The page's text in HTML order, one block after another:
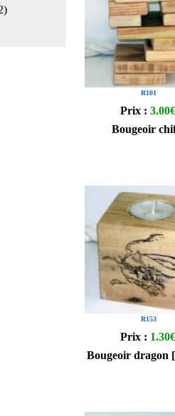
R101
Prix : 3.00€
Bougeoir
R153
Prix : 1.30€
Bougeoir dragon